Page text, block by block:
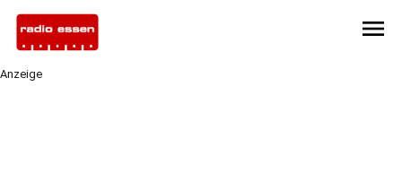
menu
Anzeige